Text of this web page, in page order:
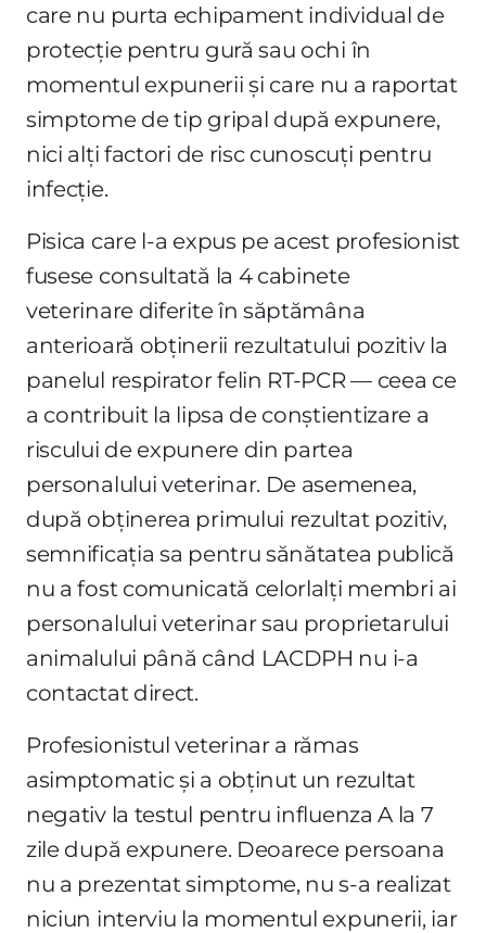
care nu purta echipament individual de
protecție pentru gură sau ochi în
momentul expunerii și care nu a raportat
simptome de tip gripal după expunere,
nici alți factori de risc cunoscuți pentru
infecție.
Pisica care l-a expus pe acest profesionist
fusese consultată la 4 cabinete
veterinare diferite în săptămâna
anterioară obținerii rezultatului pozitiv la
panelul respirator felin RT-PCR — ceea ce
a contribuit la lipsa de conștientizare a
riscului de expunere din partea
personalului veterinar. De asemenea,
după obținerea primului rezultat pozitiv,
semnificația sa pentru sănătatea publică
nu a fost comunicată celorlalți membri ai
personalului veterinar sau proprietarului
animalului până când LACDPH nu i-a
contactat direct.
Profesionistul veterinar a rămas
asimptomatic și a obținut un rezultat
negativ la testul pentru influenza A la 7
zile după expunere. Deoarece persoana
nu a prezentat simptome, nu s-a realizat
niciun interviu la momentul expunerii, iar